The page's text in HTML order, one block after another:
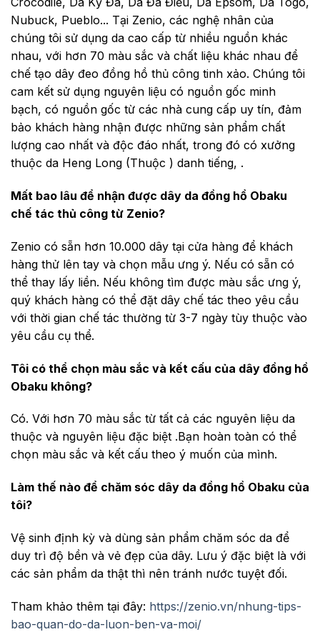
Nubuck, Pueblo... Tại Zenio, các nghệ nhân của
chúng tôi sử dụng da cao cấp từ nhiều nguồn khác
nhau, với hơn 70 màu sắc và chất liệu khác nhau để
chế tạo dây đeo đồng hồ thủ công tinh xảo. Chúng tôi
cam kết sử dụng nguyên liệu có nguồn gốc minh
bạch, có nguồn gốc từ các nhà cung cấp uy tín, đảm
bảo khách hàng nhận được những sản phẩm chất
lượng cao nhất và độc đáo nhất, trong đó có xưởng
thuộc da Heng Long (Thuộc ) danh tiếng, .
Mất bao lâu để nhận được dây da đồng hồ Obaku
chế tác thủ công từ Zenio?
Zenio có sẵn hơn 10.000 dây tại cửa hàng để khách
hàng thử lên tay và chọn mẫu ưng ý. Nếu có sẵn có
thể thay lấy liền. Nếu không tìm được màu sắc ưng ý,
quý khách hàng có thể đặt dây chế tác theo yêu cầu
với thời gian chế tác thường từ 3-7 ngày tùy thuộc vào
yêu cầu cụ thể.
Tôi có thể chọn màu sắc và kết cấu của dây đồng hồ
Obaku không?
Có. Với hơn 70 màu sắc từ tất cả các nguyên liệu da
thuộc và nguyên liệu đặc biệt .Bạn hoàn toàn có thể
chọn màu sắc và kết cấu theo ý muốn của mình.
Làm thế nào để chăm sóc dây da đồng hồ Obaku của
tôi?
Vệ sinh định kỳ và dùng sản phẩm chăm sóc da để
duy trì độ bền và vẻ đẹp của dây. Lưu ý đặc biệt là với
các sản phẩm da thật thì nên tránh nước tuyệt đối.
Tham khảo thêm tại đây: https://zenio.vn/nhung-tips-
bao-quan-do-da-luon-ben-va-moi/